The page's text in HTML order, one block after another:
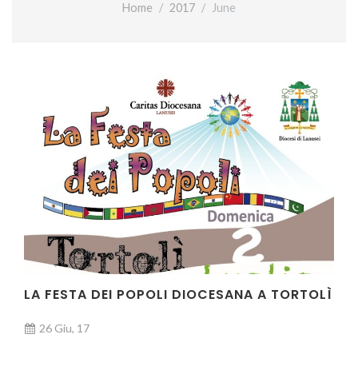
Home 2017 June
LA FESTA DEI POPOLI DIOCESANA A TORTOLÌ
26 Giu, 17